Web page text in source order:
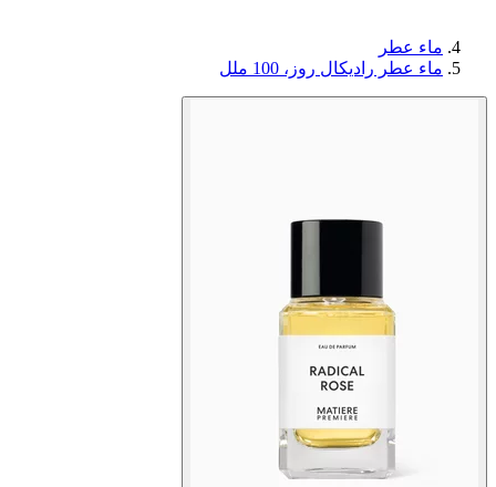
ماء عطر
ماء عطر راديكال روز، 100 ملل